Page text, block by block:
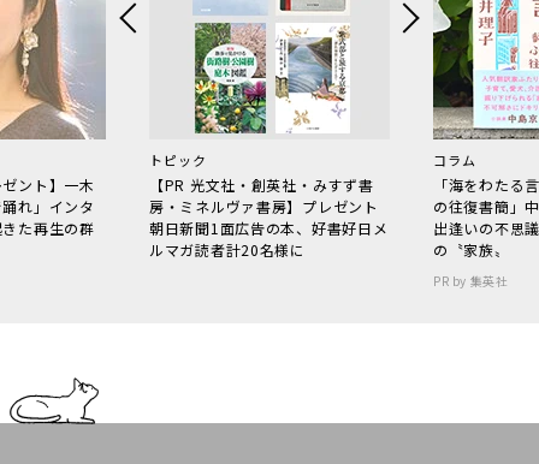
ント】一木
れ」インタ
た再生の群
トピック
【PR 光文社・創英社・みすず書
房・ミネルヴァ書房】プレゼント
朝日新聞1面広告の本、好書好日メ
ルマガ読者計20名様に
コラム
「海をわた
の往復書簡」
出逢いの不思
の〝家族〟
PR by 集英社